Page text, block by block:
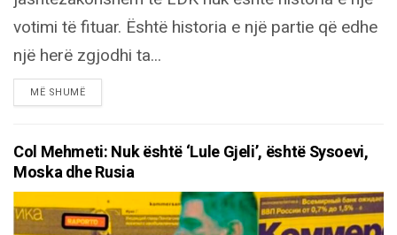
votimi të fituar. Është historia e një partie që edhe
një herë zgjodhi ta...
MË SHUMËDETAILS
Col Mehmeti: Nuk është ‘Lule Gjeli’, është Sysoevi,
Moska dhe Rusia